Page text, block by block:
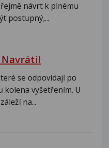
návrt k plnému
postupný,...
Navrátil
se odpovídají po
kolena vyšetřením. U
na...